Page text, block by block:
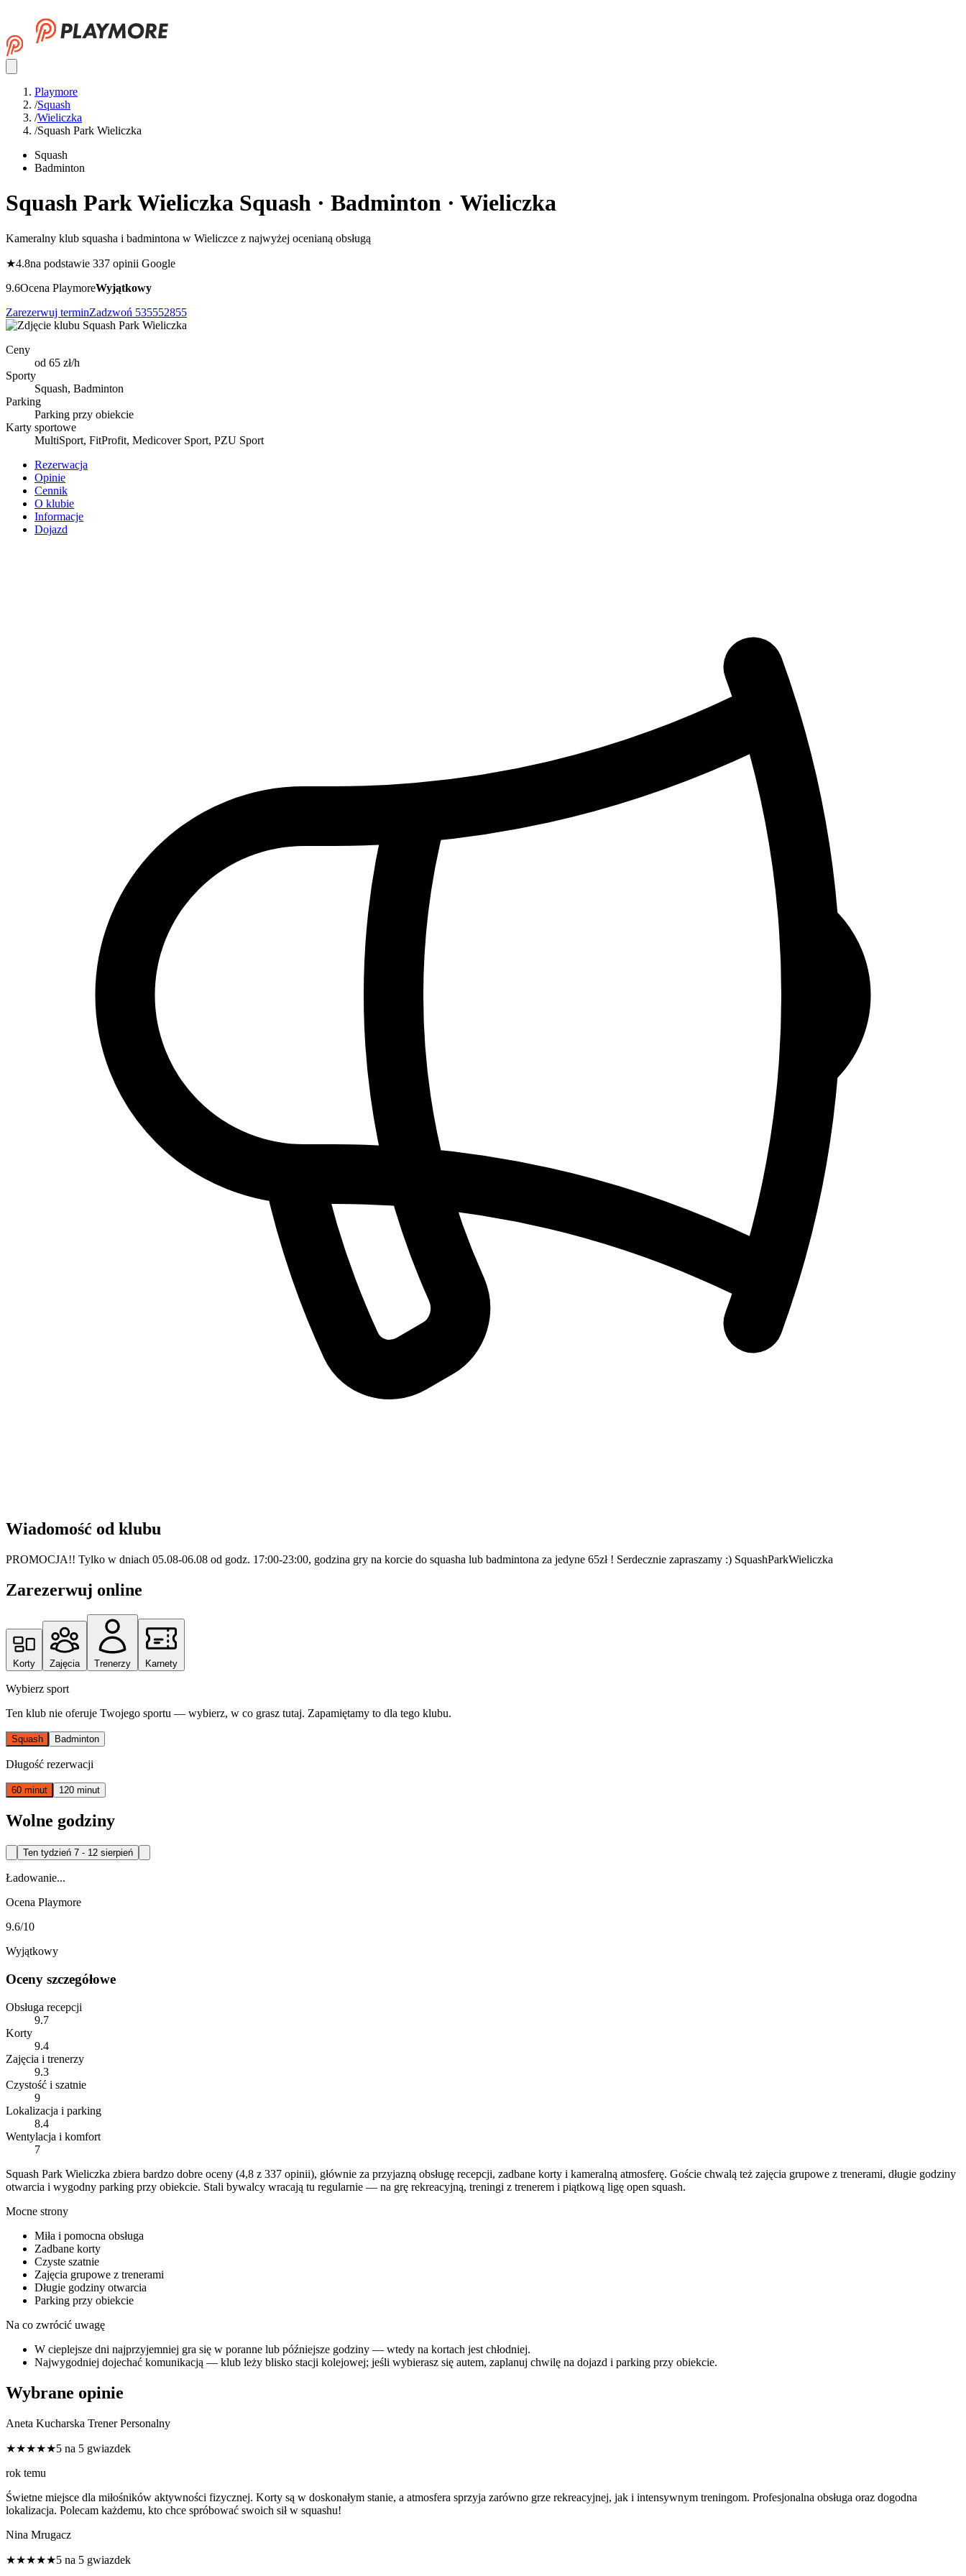
Playmore
/Squash
/Wieliczka
/Squash Park Wieliczka
Squash
Badminton
Squash Park Wieliczka Squash · Badminton · Wieliczka
Kameralny klub squasha i badmintona w Wieliczce z najwyżej ocenianą obsługą
★4.8na podstawie 337 opinii Google
9.6Ocena PlaymoreWyjątkowy
Zarezerwuj terminZadzwoń 535552855
Ceny
od 65 zł/h
Sporty
Squash, Badminton
Parking
Parking przy obiekcie
Karty sportowe
MultiSport, FitProfit, Medicover Sport, PZU Sport
Rezerwacja
Opinie
Cennik
O klubie
Informacje
Dojazd
Wiadomość od klubu
PROMOCJA!! Tylko w dniach 05.08-06.08 od godz. 17:00-23:00, godzina gry na korcie do squasha lub badmintona za jedyne 65zł ! Serdecznie zapraszamy :) SquashParkWieliczka
Zarezerwuj online
Korty Zajęcia Trenerzy Karnety
Wybierz sport
Ten klub nie oferuje Twojego sportu — wybierz, w co grasz tutaj. Zapamiętamy to dla tego klubu.
Squash Badminton
Długość rezerwacji
60 minut 120 minut
Wolne godziny
Ten tydzień 7 - 12 sierpień
Ładowanie...
Ocena Playmore
9.6/10
Wyjątkowy
Oceny szczegółowe
Obsługa recepcji
9.7
Korty
9.4
Zajęcia i trenerzy
9.3
Czystość i szatnie
9
Lokalizacja i parking
8.4
Wentylacja i komfort
7
Squash Park Wieliczka zbiera bardzo dobre oceny (4,8 z 337 opinii), głównie za przyjazną obsługę recepcji, zadbane korty i kameralną atmosferę. Goście chwalą też zajęcia grupowe z trenerami, długie godziny
otwarcia i wygodny parking przy obiekcie. Stali bywalcy wracają tu regularnie — na grę rekreacyjną, treningi z trenerem i piątkową ligę open squash.
Mocne strony
Miła i pomocna obsługa
Zadbane korty
Czyste szatnie
Zajęcia grupowe z trenerami
Długie godziny otwarcia
Parking przy obiekcie
Na co zwrócić uwagę
W cieplejsze dni najprzyjemniej gra się w poranne lub późniejsze godziny — wtedy na kortach jest chłodniej.
Najwygodniej dojechać komunikacją — klub leży blisko stacji kolejowej; jeśli wybierasz się autem, zaplanuj chwilę na dojazd i parking przy obiekcie.
Wybrane opinie
Aneta Kucharska Trener Personalny
★★★★★5 na 5 gwiazdek
rok temu
Świetne miejsce dla miłośników aktywności fizycznej. Korty są w doskonałym stanie, a atmosfera sprzyja zarówno grze rekreacyjnej, jak i intensywnym treningom. Profesjonalna obsługa oraz dogodna
lokalizacja. Polecam każdemu, kto chce spróbować swoich sił w squashu!
Nina Mrugacz
★★★★★5 na 5 gwiazdek